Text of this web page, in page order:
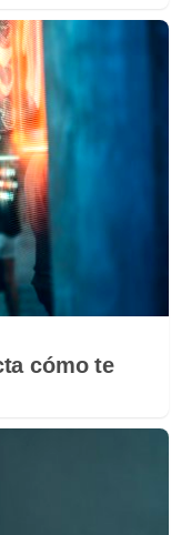
cómo te